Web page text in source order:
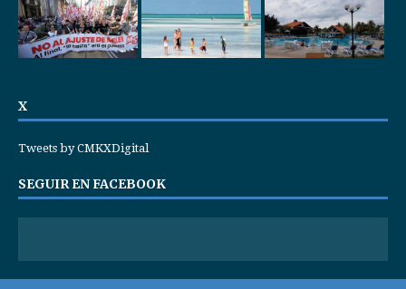
X
Tweets by CMKXDigital
SEGUIR EN FACEBOOK